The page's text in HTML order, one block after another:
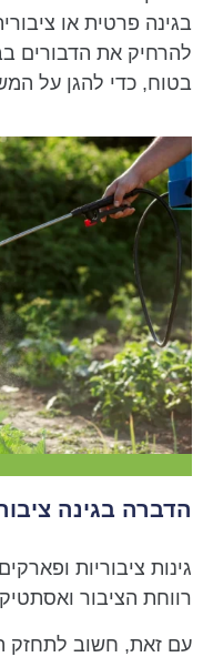
בגינה פרטית או
להרחיק את הדבורים
בטוח, כדי להגן על
הדברה בגינה
גינות ציבוריות
רווחת הציבור
עם זאת, חשוב לתחזק